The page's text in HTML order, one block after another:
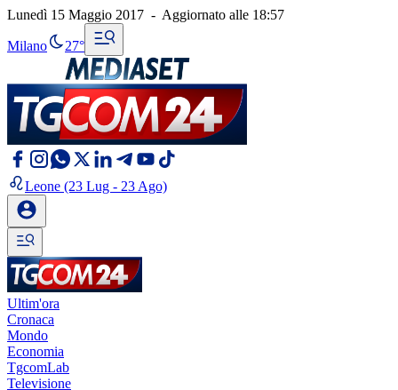
Lunedì 15 Maggio 2017 - Aggiornato alle 18:57
Milano 27°
Leone (23 Lug - 23 Ago)
Ultim'ora
Cronaca
Mondo
Economia
TgcomLab
Televisione